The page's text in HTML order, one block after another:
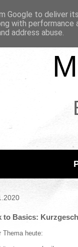
to Basics:
Thema heute:
Google to deliver
with
address abuse.